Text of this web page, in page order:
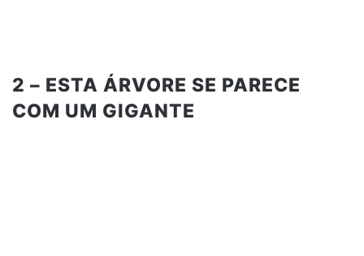
2 – ESTA ÁRVORE SE PARECE
COM UM GIGANTE